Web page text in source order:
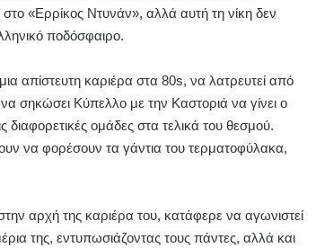
«Ερρίκος Ντυνάν», αλλά αυτή τη νίκη δεν
ποδόσφαιρο.
απίστευτη καριέρα στα 80s, να λατρευτεί από
σηκώσει Κύπελλο με την Καστοριά να γίνει ο
ομάδες στα τελικά του θεσμού.
να φορέσουν τα γάντια του τερματοφύλακα,
αρχή της καριέρα του, κατάφερε να αγωνιστεί
της, εντυπωσιάζοντας τους πάντες, αλλά και